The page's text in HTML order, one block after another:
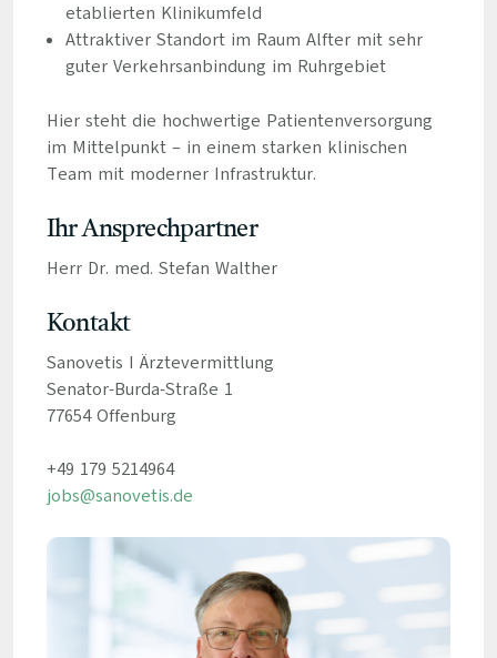
etablierten Klinikumfeld
Attraktiver Standort im Raum Alfter mit sehr
guter Verkehrsanbindung im Ruhrgebiet
Hier steht die hochwertige Patientenversorgung
im Mittelpunkt – in einem starken klinischen
Team mit moderner Infrastruktur.
Ihr Ansprechpartner
Herr Dr. med. Stefan Walther
Kontakt
Sanovetis I Ärztevermittlung
Senator-Burda-Straße 1
77654 Offenburg
+49 179 5214964
jobs@sanovetis.de